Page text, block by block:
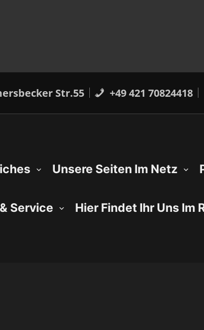
Str.55 +49 421 70824418
Unsere Seiten Im Netz
Service Hier Findet Ihr Uns Im